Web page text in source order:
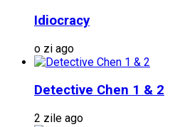
Idiocracy
o zi ago
Detective Chen 1 & 2
2 zile ago